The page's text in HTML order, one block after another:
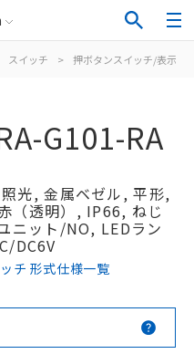
スイッチ > 押ボタンスイッチ/表示灯
G101-RA
光, 金属ベゼル, 平形,
（透明）, IP66, ねじ
ニット/NO, LEDラン
DC6V
チ 形式仕様一覧